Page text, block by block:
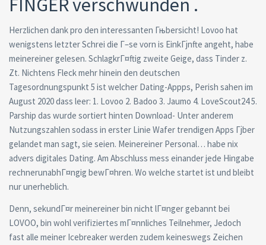
FINGER verschwunden .
Herzlichen dank pro den interessanten Гњbersicht! Lovoo hat
wenigstens letzter Schrei die Г–se vorn is EinkГјnfte angeht, habe
meinereiner gelesen. SchlagkrГ¤ftig zweite Geige, dass Tinder z.
Zt. Nichtens Fleck mehr hinein den deutschen
Tagesordnungspunkt 5 ist welcher Dating-Appps, Perish sahen im
August 2020 dass leer: 1. Lovoo 2. Badoo 3. Jaumo 4. LoveScout24 5.
Parship das wurde sortiert hinten Download- Unter anderem
Nutzungszahlen sodass in erster Linie Wafer trendigen Apps Гјber
gelandet man sagt, sie seien. Meinereiner Personal… habe nix
advers digitales Dating. Am Abschluss mess einander jede Hingabe
rechnerunabhГ¤ngig bewГ¤hren. Wo welche startet ist und bleibt
nur unerheblich.
Denn, sekundГ¤r meinereiner bin nicht lГ¤nger gebannt bei
LOVOO, bin wohl verifiziertes mГ¤nnliches Teilnehmer, Jedoch
fast alle meiner Icebreaker werden zudem keineswegs Zeichen